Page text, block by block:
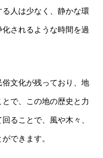
人は少なく、静かな環
されるような時間を過
文化が残っており、地
で、この地の歴史と力
ることで、風や木々、
できます。